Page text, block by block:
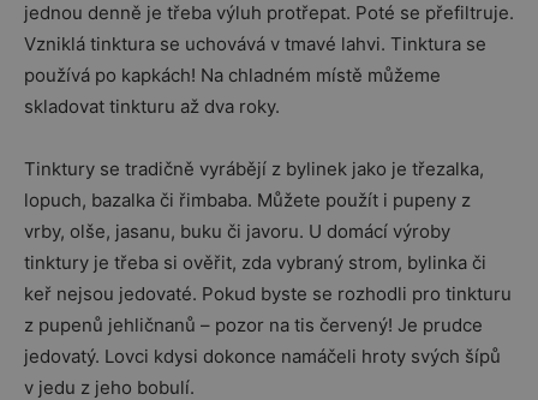
jednou denně je třeba výluh protřepat. Poté se přefiltruje.
Vzniklá tinktura se uchovává v tmavé lahvi. Tinktura se
používá po kapkách! Na chladném místě můžeme
skladovat tinkturu až dva roky.
Tinktury se tradičně vyrábějí z bylinek jako je třezalka,
lopuch, bazalka či řimbaba. Můžete použít i pupeny z
vrby, olše, jasanu, buku či javoru. U domácí výroby
tinktury je třeba si ověřit, zda vybraný strom, bylinka či
keř nejsou jedovaté. Pokud byste se rozhodli pro tinkturu
z pupenů jehličnanů – pozor na tis červený! Je prudce
jedovatý. Lovci kdysi dokonce namáčeli hroty svých šípů
v jedu z jeho bobulí.